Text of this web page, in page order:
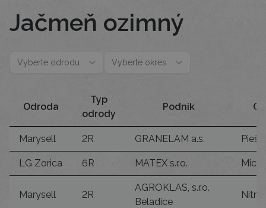
Jačmeň ozimný
Odroda
Typ
odrody
Podnik
Marysell 2R GRANELAM a.s.
LG Zorica 6R MATEX s.r.o.
Marysell 2R
AGROKLAS, s.r.o.
Beladice
Nitra